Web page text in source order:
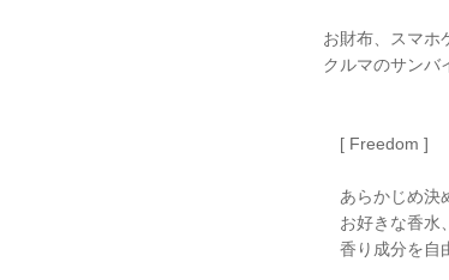
お財布、スマホ
クルマのサンバ
[ Freedom ]
あらかじめ決
お好きな香水
香り成分を自